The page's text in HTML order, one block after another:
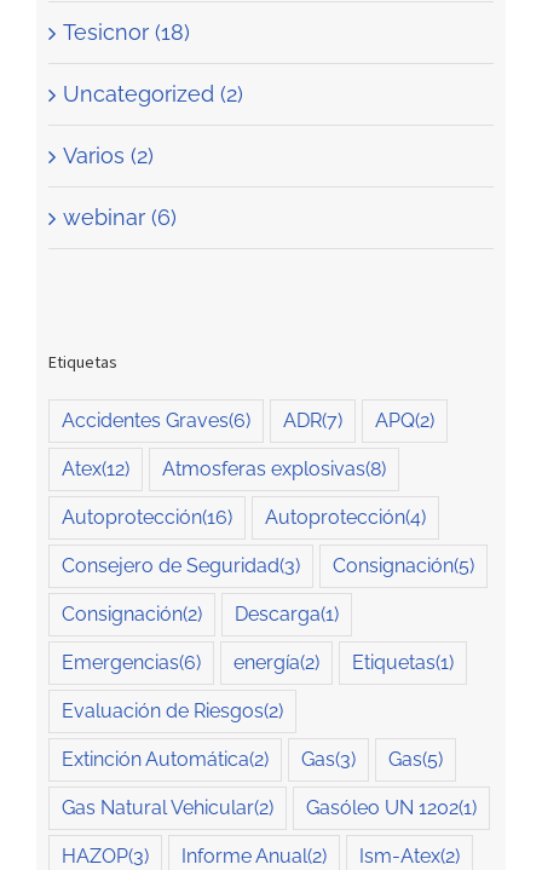
Tesicnor (18)
Uncategorized (2)
Varios (2)
webinar (6)
Etiquetas
Accidentes Graves(6) ADR(7) APQ(2)
Atex(12) Atmosferas explosivas(8)
Autoprotección(16) Autoprotección(4)
Consejero de Seguridad(3) Consignación(5)
Consignación(2) Descarga(1)
Emergencias(6) energía(2) Etiquetas(1)
Evaluación de Riesgos(2)
Extinción Automática(2) Gas(3) Gas(5)
Gas Natural Vehicular(2) Gasóleo UN 1202(1)
HAZOP(3) Informe Anual(2) Ism-Atex(2)